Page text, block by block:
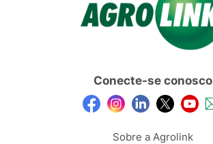
Conecte-se conosco
Sobre a Agrolink